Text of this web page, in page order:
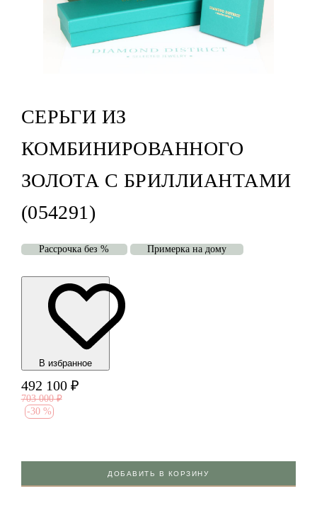
СЕРЬГИ ИЗ
КОМБИНИРОВАННОГО
ЗОЛОТА С БРИЛЛИАНТАМИ
(054291)
Рассрочка без % Примерка на дому
В избранноe
492 100 ₽
703 000 ₽
-30 %
ДОБАВИТЬ В КОРЗИНУ